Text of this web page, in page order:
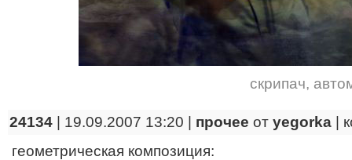
скрипач,
24134 | 19.09.2007 13:20 | прочее от yegorka
геометрическая композиция: